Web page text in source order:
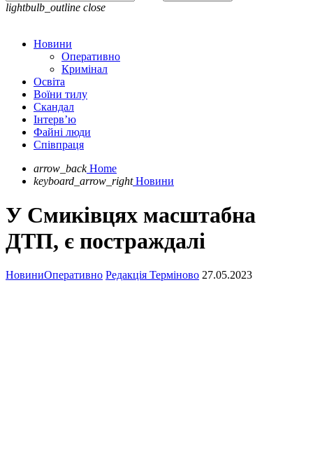
lightbulb_outline close
Новини
Оперативно
Кримінал
Освіта
Воїни тилу
Скандал
Інтерв’ю
Файні люди
Співпраця
arrow_back Home
keyboard_arrow_right Новини
У Смиківцях масштабна
ДТП, є постраждалі
НовиниОперативно Редакція Терміново 27.05.2023